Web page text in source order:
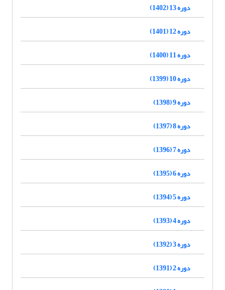
دوره 13 (1402)
دوره 12 (1401)
دوره 11 (1400)
دوره 10 (1399)
دوره 9 (1398)
دوره 8 (1397)
دوره 7 (1396)
دوره 6 (1395)
دوره 5 (1394)
دوره 4 (1393)
دوره 3 (1392)
دوره 2 (1391)